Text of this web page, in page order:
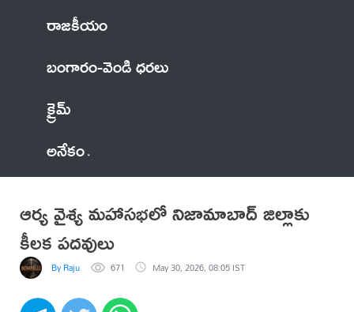
రాజకీయం
బంగారం-వెండి ధరలు
క్రైమ్
అనేకం
ఆర్య వైశ్య మహాసభలో నిజామాబాద్ జిల్లాకు
కీలక పదవులు
By Raju 671 May 30, 2026, 08:05 IST